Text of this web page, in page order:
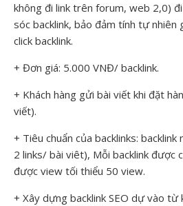
không đi link trên forum, web 2,0)
sóc backlink, bảo đảm tính tự nhiên
click backlink.
+ Đơn giá: 5.000 VNĐ/ backlink.
+ Khách hàng gửi bài viết khi đặt
viết).
+ Tiêu chuẩn của backlinks:
2 links/ bài viêt), Mỗi backlink được
được view tối thiểu 50 view.
+ Xây dựng backlink SEO dự vào từ